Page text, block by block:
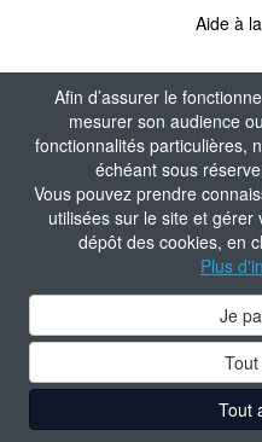
Afin d’assurer le
mesurer son audience
fonctionnalités particulières,
échéant sous
Vous pouvez prendre
utilisées sur le site et
dépôt des cookies, en
Plus
Je
Tout
Aide à